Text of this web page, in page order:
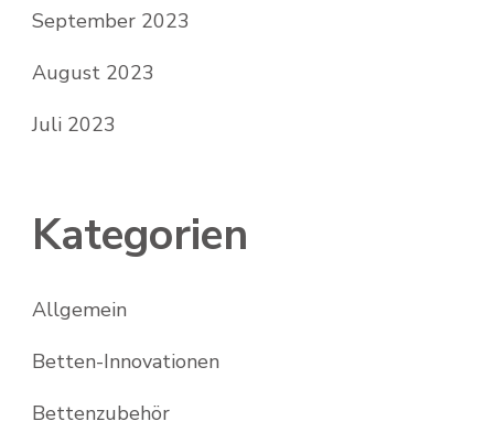
September 2023
August 2023
Juli 2023
Kategorien
Allgemein
Betten-Innovationen
Bettenzubehör